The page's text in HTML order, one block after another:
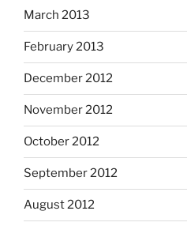
March 2013
February 2013
December 2012
November 2012
October 2012
September 2012
August 2012